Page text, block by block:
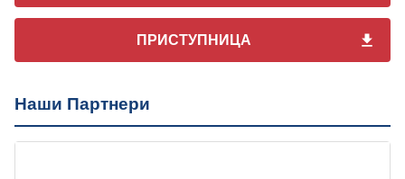
ПРИСТУПНИЦА
Наши Партнери